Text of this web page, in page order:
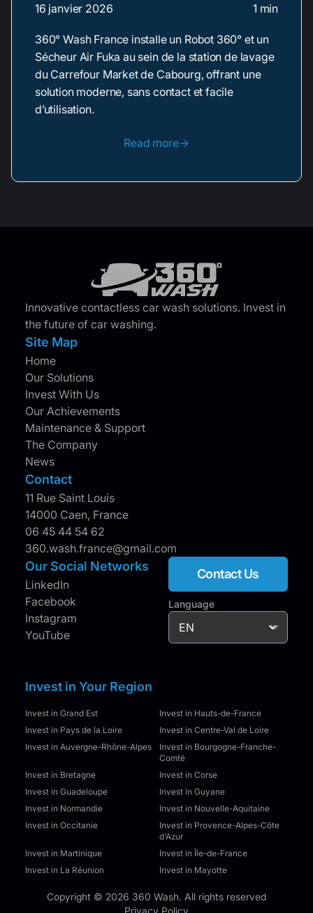
16 janvier 2026 1 min
360° Wash France installe un Robot 360° et un
Sécheur Air Fuka au sein de la station de lavage
du Carrefour Market de Cabourg, offrant une
solution moderne, sans contact et facile
d’utilisation.
Read more→
Innovative contactless car wash solutions. Invest in
the future of car washing.
Site Map
Home
Our Solutions
Invest With Us
Our Achievements
Maintenance & Support
The Company
News
Contact
11 Rue Saint Louis
14000 Caen, France
06 45 44 54 62
360.wash.france@gmail.com
Our Social Networks
LinkedIn
Facebook
Instagram
YouTube
Contact Us
Language
Invest in Your Region
Invest in Grand Est
Invest in Hauts-de-France
Invest in Pays de la Loire
Invest in Centre-Val de Loire
Invest in Auvergne-Rhône-Alpes
Invest in Bourgogne-Franche-
Comté
Invest in Bretagne
Invest in Corse
Invest in Guadeloupe
Invest in Guyane
Invest in Normandie
Invest in Nouvelle-Aquitaine
Invest in Occitanie
Invest in Provence-Alpes-Côte
d'Azur
Invest in Martinique
Invest in Île-de-France
Invest in La Réunion
Invest in Mayotte
Copyright © 2026 360 Wash. All rights reserved
Privacy Policy